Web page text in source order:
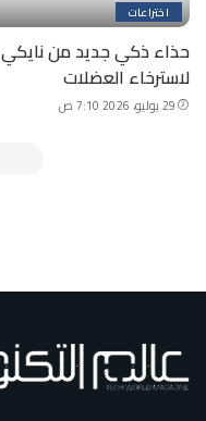
اختراعات
حذاء ذكي جديد من نايكي
لاسترخاء العضلات
29 يوليو، 2026 7:10 ص